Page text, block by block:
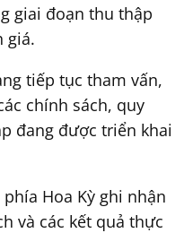
giai đoạn thu thập
giá.
tiếp tục tham vấn,
chính sách, quy
đang được triển khai
Hoa Kỳ ghi nhận
và các kết quả thực